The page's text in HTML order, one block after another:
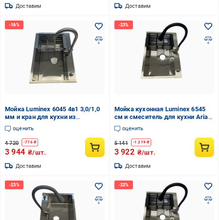
Доставим Доставим
Мойка Luminex 6045 4в1 3,0/1,0
мм и кран для кухни из
нержавеющей стали
оценить
4 720 -776₴
3 944 ₴/шт.
Доставим
Мойка кухонная Luminex 6545
см и смеситель для кухни Aria
015F31 с гибким изливом
Черный
оценить
5 141 -1 219 ₴
3 922 ₴/шт.
Доставим